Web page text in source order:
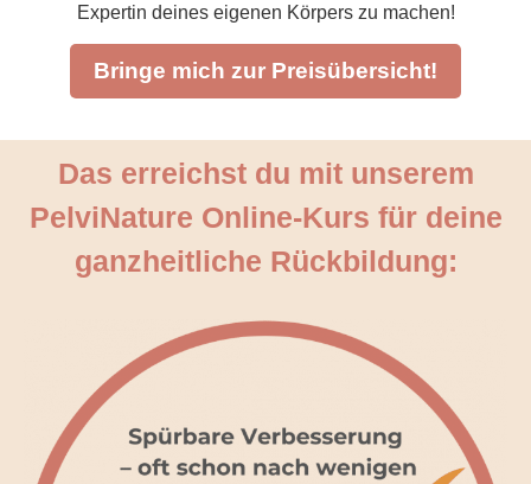
Expertin deines eigenen Körpers zu machen!
Bringe mich zur Preisübersicht!
Das erreichst du mit unserem
PelviNature Online-Kurs für deine
ganzheitliche Rückbildung: